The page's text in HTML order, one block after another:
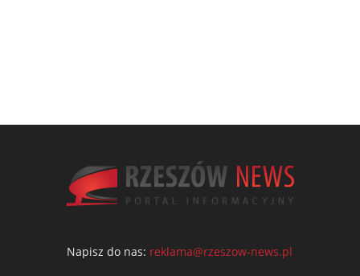
Napisz do nas: reklama@rzeszow-news.pl